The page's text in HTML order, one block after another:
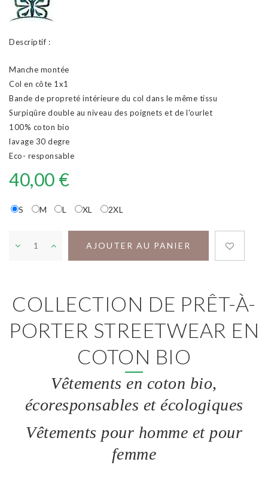
Descriptif :
Manche montée
Col en côte 1x1
Bande de propreté intérieure du col dans le même tissu
Surpiqûre double au niveau des poignets et de l'ourlet
100% coton bio
lavage 30 degre
Eco- responsable
40,00 €
S M L XL 2XL
AJOUTER AU PANIER
COLLECTION DE PRÊT-À-
PORTER STREETWEAR EN
COTON BIO
Vêtements en coton bio,
écoresponsables et écologiques
Vêtements pour homme et pour
femme